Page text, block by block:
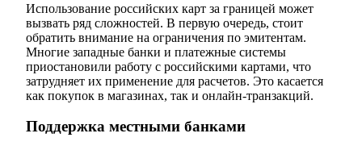
Использование российских карт за границей может
вызвать ряд сложностей. В первую очередь, стоит
обратить внимание на ограничения по эмитентам.
Многие западные банки и платежные системы
приостановили работу с российскими картами, что
затрудняет их применение для расчетов. Это касается
как покупок в магазинах, так и онлайн-транзакций.
Поддержка местными банками